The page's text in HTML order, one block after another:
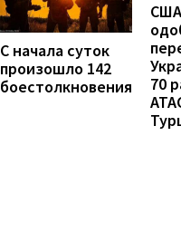
С начала суток
произошло 142
боестолкновения
США
70